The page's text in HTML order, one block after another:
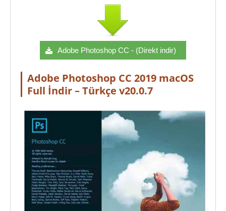
Adobe Photoshop CC - (Direkt indir)
Adobe Photoshop CC 2019 macOS
Full İndir – Türkçe v20.0.7